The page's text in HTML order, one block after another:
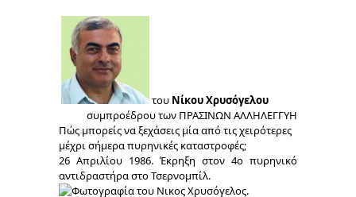
του Νίκου Χρυσόγελου
συμπροέδρου των ΠΡΑΣΙΝΩΝ ΑΛΛΗΛΕΓΓΥΗ
Πώς μπορείς να ξεχάσεις μία από τις χειρότερες
μέχρι σήμερα πυρηνικές καταστροφές;
26 Απριλίου 1986. Έκρηξη στον 4ο πυρηνικό
αντιδραστήρα στο Τσερνομπίλ.